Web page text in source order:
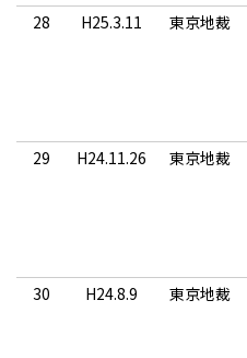
28
H25.3.11 東京地裁
29
H24.11.26 東京地裁
30
H24.8.9 東京地裁